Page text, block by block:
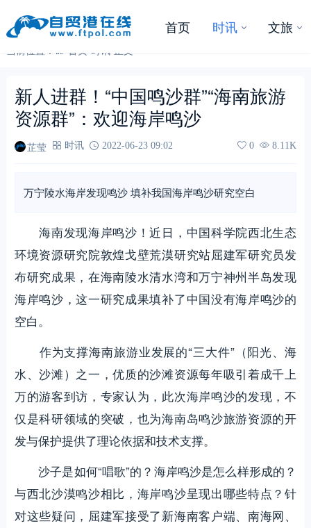
首页 时讯 文旅
当前位置： 首页 时讯- 正文
新人进群！“中国鸣沙群”“海南旅游
资源群”：欢迎海岸鸣沙
芷莹 时讯 2022-06-23 09:02 0 8.11K
万宁陵水海岸发现鸣沙 填补我国海岸鸣沙研究空白
海南发现海岸鸣沙！近日，中国科学院西北生态
环境资源研究院敦煌戈壁荒漠研究站屈建军研究员发
布研究成果，在海南陵水清水湾和万宁神州半岛发现
海岸鸣沙，这一研究成果填补了中国没有海岸鸣沙的
空白。
作为支撑海南旅游业发展的“三大件”（阳光、海
水、沙滩）之一，优质的沙滩资源每年吸引着成千上
万的游客到访，专家认为，此次海岸鸣沙的发现，不
仅是科研领域的突破，也为海南岛鸣沙旅游资源的开
发与保护提供了理论依据和技术支撑。
沙子是如何“唱歌”的？海岸鸣沙是怎么样形成的？
与西北沙漠鸣沙相比，海岸鸣沙呈现出哪些特点？针
对这些疑问，屈建军接受了新海南客户端、南海网、